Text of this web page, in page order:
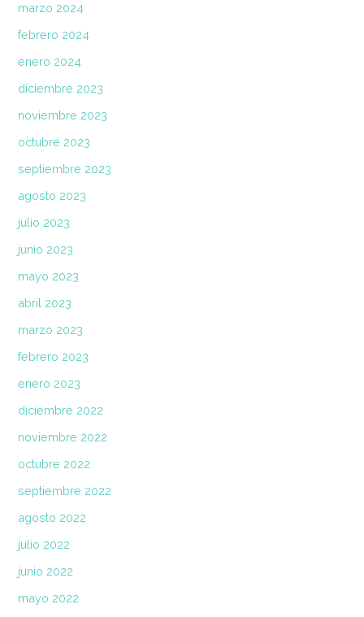
marzo 2024
febrero 2024
enero 2024
diciembre 2023
noviembre 2023
octubre 2023
septiembre 2023
agosto 2023
julio 2023
junio 2023
mayo 2023
abril 2023
marzo 2023
febrero 2023
enero 2023
diciembre 2022
noviembre 2022
octubre 2022
septiembre 2022
agosto 2022
julio 2022
junio 2022
mayo 2022